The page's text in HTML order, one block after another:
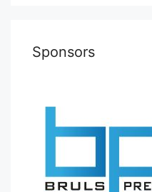
Sponsors